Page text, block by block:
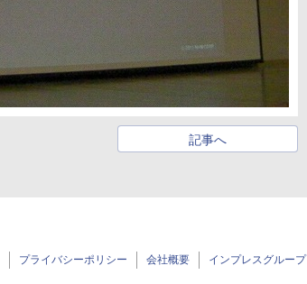
記事へ
プライバシーポリシー 会社概要 インプレスグループ